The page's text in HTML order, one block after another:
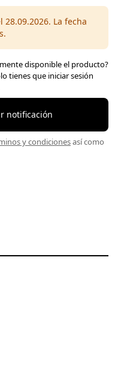
La fecha
disponible el producto?
tienes que iniciar sesión
notificación
y condicionesasí como